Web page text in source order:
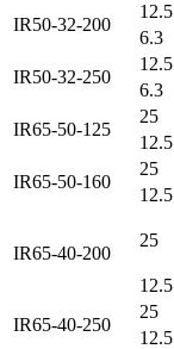
IR50-32-200
12.5
6.3
IR50-32-250
12.5
6.3
IR65-50-125
25
12.5
IR65-50-160
25
12.5
IR65-40-200
25
12.5
IR65-40-250
25
12.5